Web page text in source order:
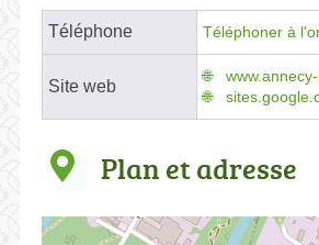
Téléphone Téléphoner à
Site web
Plan et adresse